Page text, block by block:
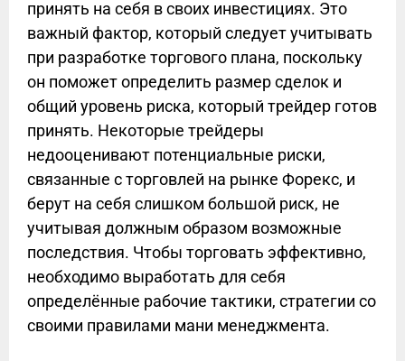
принять на себя в своих инвестициях. Это
важный фактор, который следует учитывать
при разработке торгового плана, поскольку
он поможет определить размер сделок и
общий уровень риска, который трейдер готов
принять. Некоторые трейдеры
недооценивают потенциальные риски,
связанные с торговлей на рынке Форекс, и
берут на себя слишком большой риск, не
учитывая должным образом возможные
последствия. Чтобы торговать эффективно,
необходимо выработать для себя
определённые рабочие тактики, стратегии со
своими правилами мани менеджмента.